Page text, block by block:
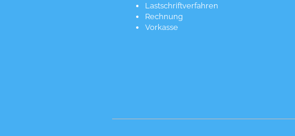
Lastschriftverfahren
Rechnung
Vorkasse